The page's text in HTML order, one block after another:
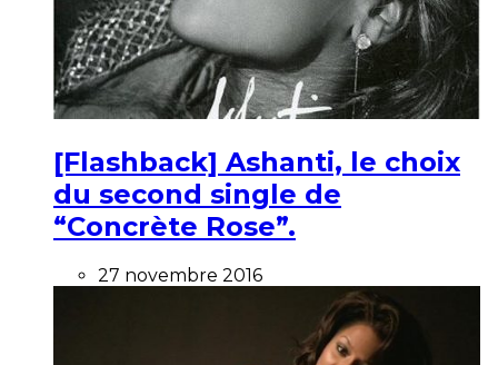
[Flashback] Ashanti, le choix
du second single de
“Concrète Rose”.
27 novembre 2016